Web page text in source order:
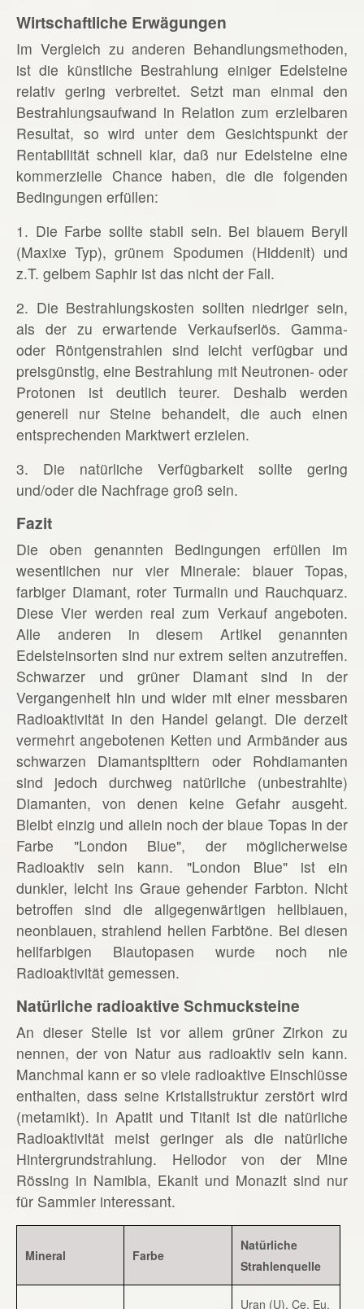
Wirtschaftliche Erwägungen
Im Vergleich zu anderen Behandlungsmethoden,
ist die künstliche Bestrahlung einiger Edelsteine
relativ gering verbreitet. Setzt man einmal den
Bestrahlungsaufwand in Relation zum erzielbaren
Resultat, so wird unter dem Gesichtspunkt der
Rentabilität schnell klar, daß nur Edelsteine eine
kommerzielle Chance haben, die die folgenden
Bedingungen erfüllen:
1. Die Farbe sollte stabil sein. Bei blauem Beryll
(Maxixe Typ), grünem Spodumen (Hiddenit) und
z.T. gelbem Saphir ist das nicht der Fall.
2. Die Bestrahlungskosten sollten niedriger sein,
als der zu erwartende Verkaufserlös. Gamma-
oder Röntgenstrahlen sind leicht verfügbar und
preisgünstig, eine Bestrahlung mit Neutronen- oder
Protonen ist deutlich teurer. Deshalb werden
generell nur Steine behandelt, die auch einen
entsprechenden Marktwert erzielen.
3. Die natürliche Verfügbarkeit sollte gering
und/oder die Nachfrage groß sein.
Fazit
Die oben genannten Bedingungen erfüllen im
wesentlichen nur vier Minerale: blauer Topas,
farbiger Diamant, roter Turmalin und Rauchquarz.
Diese Vier werden real zum Verkauf angeboten.
Alle anderen in diesem Artikel genannten
Edelsteinsorten sind nur extrem selten anzutreffen.
Schwarzer und grüner Diamant sind in der
Vergangenheit hin und wider mit einer messbaren
Radioaktivität in den Handel gelangt. Die derzeit
vermehrt angebotenen Ketten und Armbänder aus
schwarzen Diamantsplttern oder Rohdiamanten
sind jedoch durchweg natürliche (unbestrahlte)
Diamanten, von denen keine Gefahr ausgeht.
Bleibt einzig und allein noch der blaue Topas in der
Farbe "London Blue", der möglicherweise
Radioaktiv sein kann. "London Blue" ist ein
dunkler, leicht ins Graue gehender Farbton. Nicht
betroffen sind die allgegenwärtigen hellblauen,
neonblauen, strahlend hellen Farbtöne. Bei diesen
hellfarbigen Blautopasen wurde noch nie
Radioaktivität gemessen.
Natürliche radioaktive Schmucksteine
An dieser Stelle ist vor allem grüner Zirkon zu
nennen, der von Natur aus radioaktiv sein kann.
Manchmal kann er so viele radioaktive Einschlüsse
enthalten, dass seine Kristallstruktur zerstört wird
(metamikt). In Apatit und Titanit ist die natürliche
Radioaktivität meist geringer als die natürliche
Hintergrundstrahlung. Heliodor von der Mine
Rössing in Namibia, Ekanit und Monazit sind nur
für Sammler interessant.
Mineral Farbe
Natürliche
Strahlenquelle
Uran (U), Ce, Eu,